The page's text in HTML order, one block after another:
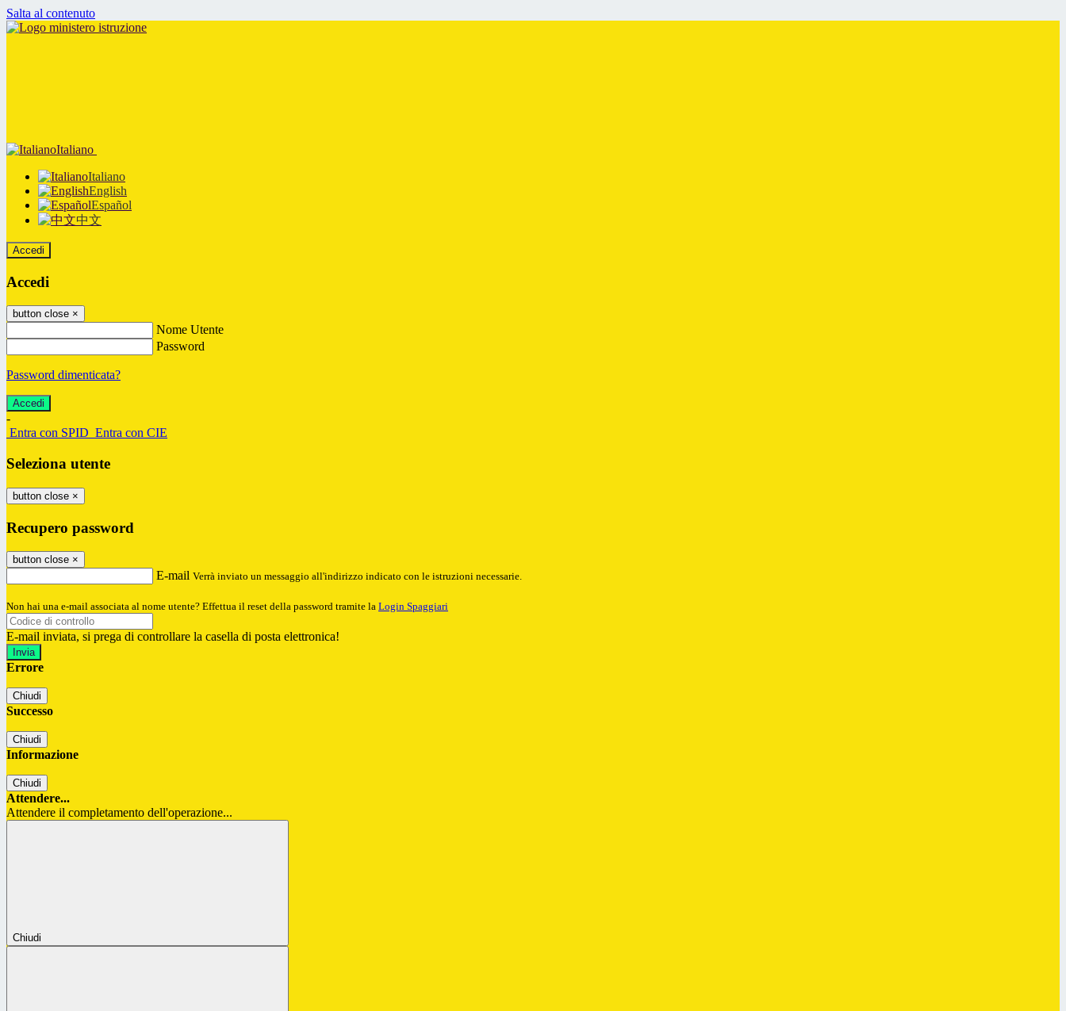
Salta al contenuto
Italiano
Italiano
English
Español
中文
Accedi
Accedi
button close ×
Nome Utente
Password
Password dimenticata?
-
Entra con SPID Entra con CIE
Seleziona utente
button close ×
Recupero password
button close ×
E-mail Verrà inviato un messaggio all'indirizzo indicato con le istruzioni necessarie.
Non hai una e-mail associata al nome utente? Effettua il reset della password tramite la Login Spaggiari
E-mail inviata, si prega di controllare la casella di posta elettronica!
Errore
Chiudi
Successo
Chiudi
Informazione
Chiudi
Attendere...
Attendere il completamento dell'operazione...
Chiudi